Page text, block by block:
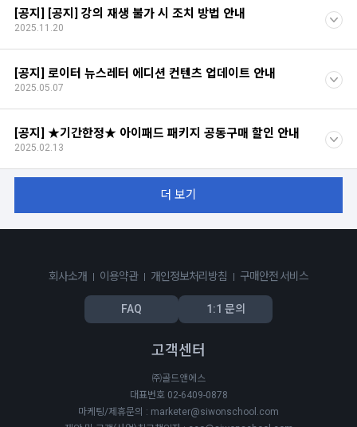
[공지] [공지] 강의 재생 불가 시 조치 방법 안내
2025.11.20
[공지] 로이터 뉴스레터 에디션 컨텐츠 업데이트 안내
2025.05.07
[공지] ★기간한정★ 아이패드 패키지 공동구매 할인 안내
2025.02.13
더 보기
회사소개 이용약관 개인정보처리방침 구매안전 서비스
FAQ 1:1 문의
고객센터
㈜골드앤에스
대표번호 02-6409-0878
마케팅/제휴문의 : marketer@siwonschool.com